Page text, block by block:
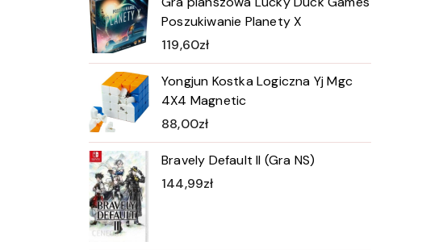
Poszukiwanie Planety X
119,60zł
Yongjun Kostka Logiczna Yj Mgc
4X4 Magnetic
88,00zł
Bravely Default II (Gra NS)
144,99zł